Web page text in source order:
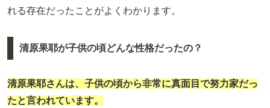
れる存在だったことがよくわかります。
清原果耶が子供の頃どんな性格だったの？
清原果耶さんは、子供の頃から非常に真面目で努力家だっ
たと言われています。